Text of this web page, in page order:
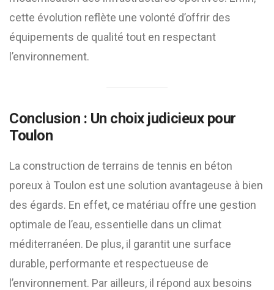
cette évolution reflète une volonté d’offrir des
équipements de qualité tout en respectant
l’environnement.
Conclusion : Un choix judicieux pour
Toulon
La construction de terrains de tennis en béton
poreux à Toulon est une solution avantageuse à bien
des égards. En effet, ce matériau offre une gestion
optimale de l’eau, essentielle dans un climat
méditerranéen. De plus, il garantit une surface
durable, performante et respectueuse de
l’environnement. Par ailleurs, il répond aux besoins